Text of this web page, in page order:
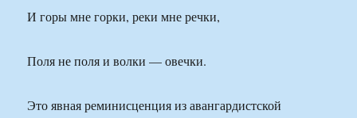
И горы мне горки, реки мне речки,
Поля не поля и волки — овечки.
Это явная реминисценция из авангардистской